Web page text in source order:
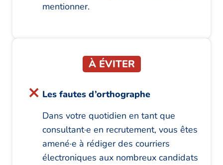
mentionner.
À ÉVITER
Les fautes d’orthographe
Dans votre quotidien en tant que
consultant·e en recrutement, vous êtes
amené·e à rédiger des courriers
électroniques aux nombreux candidats